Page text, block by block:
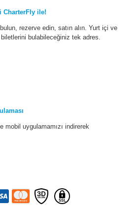
CharterFly ile!
rezerve edin, satın alın. Yurt içi ve
bulabileceğiniz tek adres.
mobil uygulamamızı indirerek